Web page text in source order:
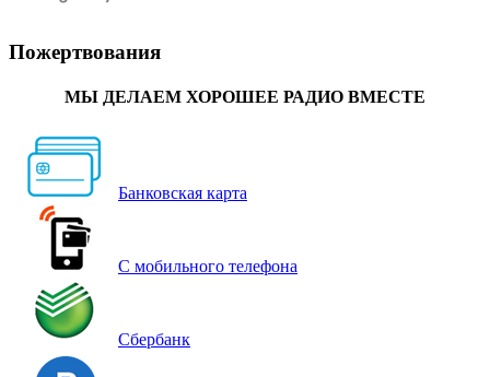
Пожертвования
МЫ ДЕЛАЕМ ХОРОШЕЕ РАДИО ВМЕСТЕ
Банковская карта
С мобильного телефона
Сбербанк